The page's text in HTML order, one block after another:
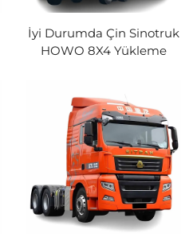
İyi Durumda Çin Sinotruk
HOWO 8X4 Yükleme
Kamyonu Ucuz Fiyatla